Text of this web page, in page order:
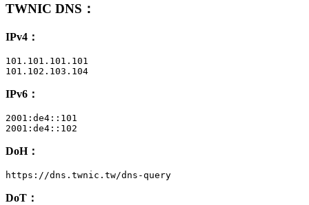
TWNIC DNS ：
IPv4：
101.101.101.101
101.102.103.104
IPv6：
2001:de4::101
2001:de4::102
DoH：
https://dns.twnic.tw/dns-query
DoT：